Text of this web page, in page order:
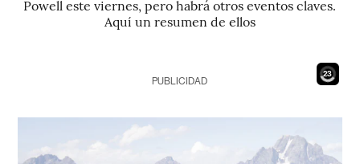
Powell este viernes, pero habrá otros eventos claves.
Aquí un resumen de ellos
21
PUBLICIDAD